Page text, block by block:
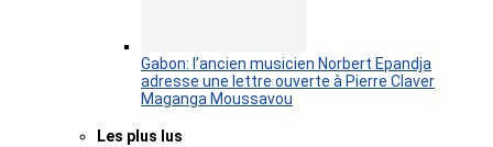
Gabon: l’ancien musicien Norbert Epandja
adresse une lettre ouverte à Pierre Claver
Maganga Moussavou
Les plus lus